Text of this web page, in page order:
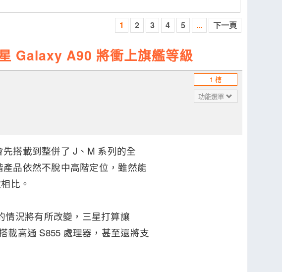
1 2 3 4 5 ... 下一頁
Galaxy A90 將衝上旗艦等級
1 樓
功能選單
搭載到整併了 J、M 系列的全
品依然不脫中高階定位，雖然能
比。
情況將有所改變，三星打算讓
載高通 S855 處理器，甚至還將支